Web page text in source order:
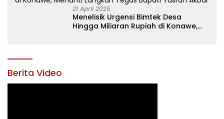
21 April 2025
Menelisik Urgensi Bimtek Desa
Hingga Miliaran Rupiah di Konawe,
Berita Video